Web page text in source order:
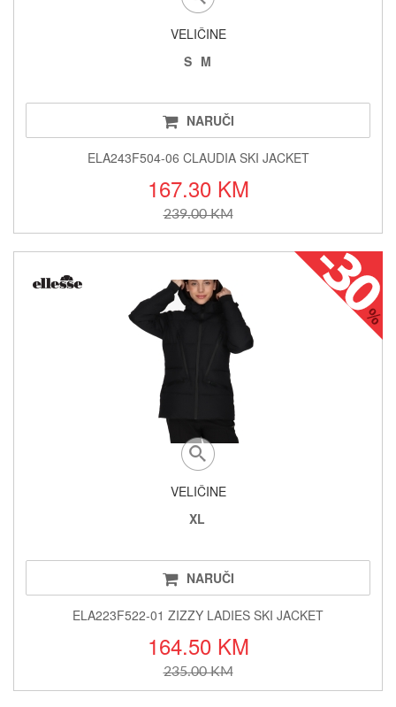
VELIČINE
S M
NARUČI
ELA243F504-06 CLAUDIA SKI JACKET
167.30 KM
239.00 KM
VELIČINE
XL
NARUČI
ELA223F522-01 ZIZZY LADIES SKI JACKET
164.50 KM
235.00 KM